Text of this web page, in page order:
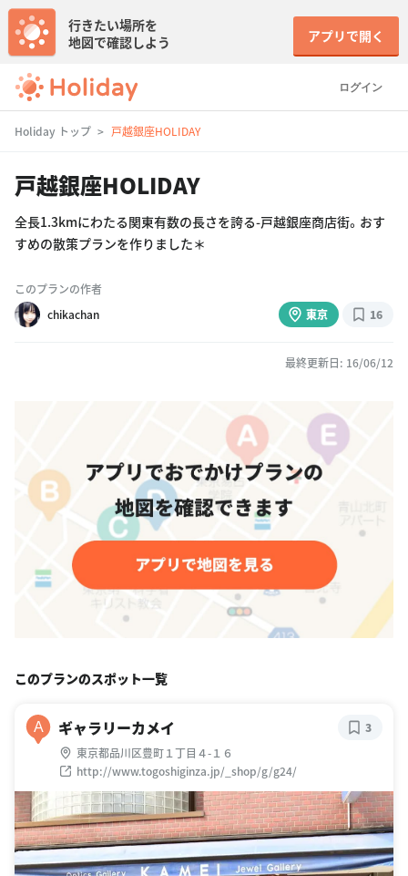
ログイン
行きたい場所を
地図で確認しよう
アプリで開く
Holiday トップ 戸越銀座HOLIDAY
戸越銀座HOLIDAY
全長1.3kmにわたる関東有数の長さを誇る-戸越銀座商店街。おす
すめの散策プランを作りました＊
このプランの作者
chikachan
東京 16
最終更新日: 16/06/12
このプランのスポット一覧
A ギャラリーカメイ
東京都品川区豊町１丁目４-１６
http://www.togoshiginza.jp/_shop/g/g24/
3